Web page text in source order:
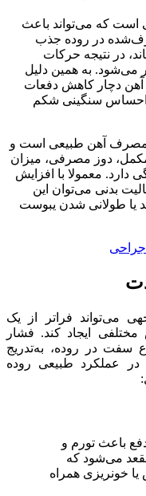
است که می‌تواند باعث
در روده جذب
در نتیجه حرکات
می‌شود. به همین دلیل
دچار کاهش دفعات
احساس سنگینی شکم
مصرف آهن طبیعی است و
دوز مصرفی، میزان
معمولا با افزایش
بدنی می‌توان این
یا طولانی شدن یبوست
می‌تواند فراتر از یک
ایجاد کند. فشار
سفت در روده، به‌تدریج
در عملکرد طبیعی روده
باعث تورم و
می‌شود که
خونریزی همراه